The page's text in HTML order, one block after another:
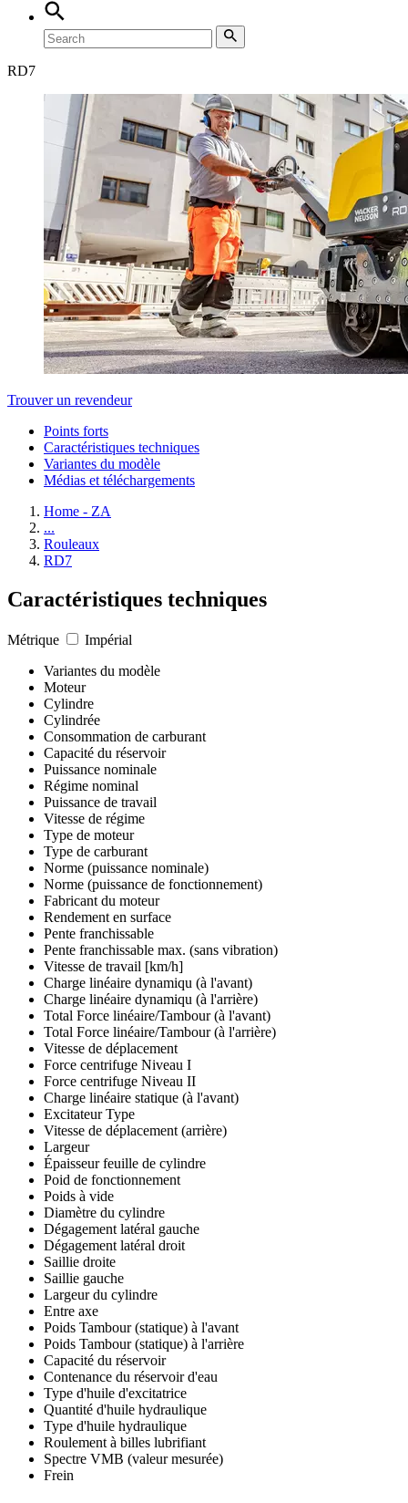
RD7
Trouver un revendeur
Points forts
Caractéristiques techniques
Variantes du modèle
Médias et téléchargements
Home - ZA
...
Rouleaux
RD7
Caractéristiques techniques
Métrique
Impérial
Variantes du modèle
Moteur
Cylindre
Cylindrée
Consommation de carburant
Capacité du réservoir
Puissance nominale
Régime nominal
Puissance de travail
Vitesse de régime
Type de moteur
Type de carburant
Norme (puissance nominale)
Norme (puissance de fonctionnement)
Fabricant du moteur
Rendement en surface
Pente franchissable
Pente franchissable max. (sans vibration)
Vitesse de travail [km/h]
Charge linéaire dynamiqu (à l'avant)
Charge linéaire dynamiqu (à l'arrière)
Total Force linéaire/Tambour (à l'avant)
Total Force linéaire/Tambour (à l'arrière)
Vitesse de déplacement
Force centrifuge Niveau I
Force centrifuge Niveau II
Charge linéaire statique (à l'avant)
Excitateur Type
Vitesse de déplacement (arrière)
Largeur
Épaisseur feuille de cylindre
Poid de fonctionnement
Poids à vide
Diamètre du cylindre
Dégagement latéral gauche
Dégagement latéral droit
Saillie droite
Saillie gauche
Largeur du cylindre
Entre axe
Poids Tambour (statique) à l'avant
Poids Tambour (statique) à l'arrière
Capacité du réservoir
Contenance du réservoir d'eau
Type d'huile d'excitatrice
Quantité d'huile hydraulique
Type d'huile hydraulique
Roulement à billes lubrifiant
Spectre VMB (valeur mesurée)
Frein